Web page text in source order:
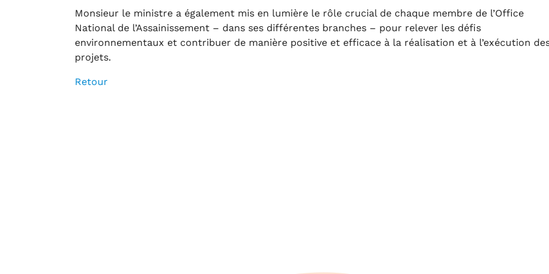
Monsieur le ministre a également mis en lumière le rôle crucial de chaque membre de l’Office
National de l’Assainissement – dans ses différentes branches – pour relever les défis
environnementaux et contribuer de manière positive et efficace à la réalisation et à l’exécution
projets.
Retour